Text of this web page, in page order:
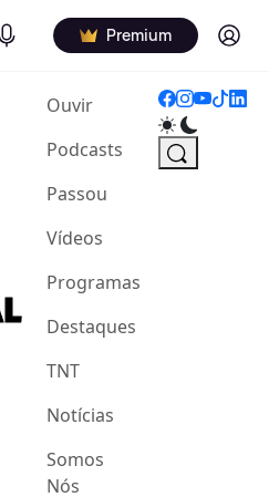
Podcasts Premium Log in
Ouvir(current)
Podcasts
Passou
Vídeos
Programas
Destaques
TNT
Notícias
Somos
Nós